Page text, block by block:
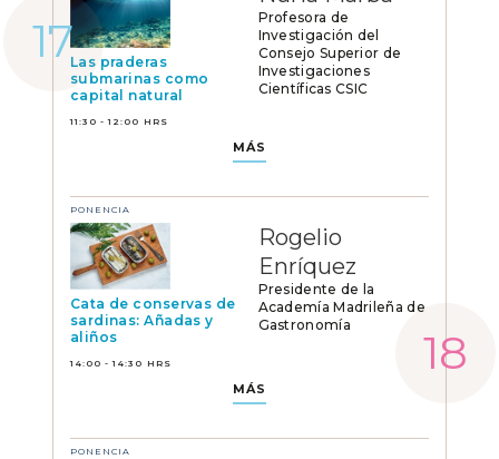
Las praderas
submarinas como
capital natural
11:30 - 12:00 HRS
Profesora de
Investigación del
Consejo Superior de
Investigaciones
Científicas CSIC
MÁS
PONENCIA
Cata de conservas de
sardinas: Añadas y
aliños
14:00 - 14:30 HRS
Rogelio
Enríquez
Presidente de la
Academía Madrileña de
Gastronomía
MÁS
PONENCIA